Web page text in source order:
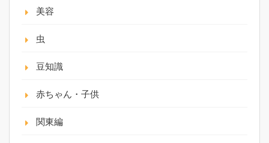
美容
虫
豆知識
赤ちゃん・子供
関東編